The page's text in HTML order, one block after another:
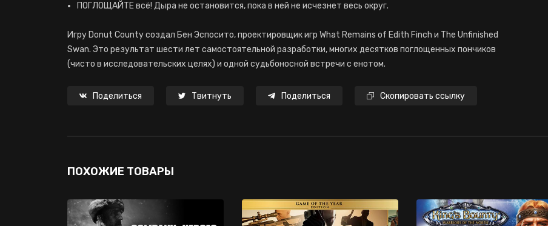
ПОГЛОЩАЙТЕ всё! Дыра не остановится, пока в ней не исчезнет весь округ.
Игру Donut County создал Бен Эспосито, проектировщик игр What Remains of Edith Finch и The Unfinished
Swan. Это результат шести лет самостоятельной разработки, многих десятков поглощенных пончиков
(чисто в исследовательских целях) и одной судьбоносной встречи с енотом.
Поделиться Твитнуть Поделиться Скопировать ссылку
ПОХОЖИЕ ТОВАРЫ